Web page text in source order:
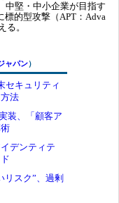
中堅・中小企業が目指す
標的型攻撃（APT：Adva
る。
ャパン）
セキュリティ
法
装、「顧客ア
デンティテ
リスク”、過剰